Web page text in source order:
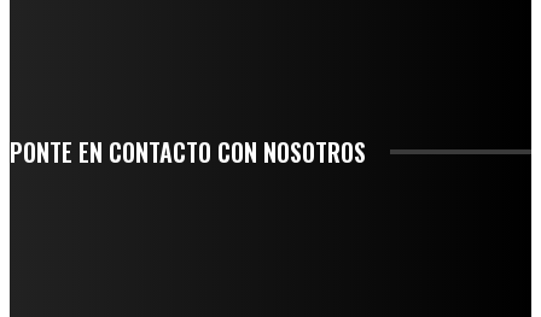
PONTE EN CONTACTO CON NOSOTROS